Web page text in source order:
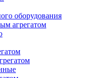
оборудования
агрегатом